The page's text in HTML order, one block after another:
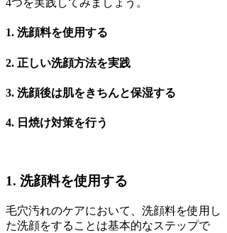
4つを実践してみましょう。
1. 洗顔料を使用する
2. 正しい洗顔方法を実践
3. 洗顔後は肌をきちんと保湿する
4. 日焼け対策を行う
1. 洗顔料を使用する
毛穴汚れのケアにおいて、洗顔料を使用し
た洗顔をすることは基本的なステップで